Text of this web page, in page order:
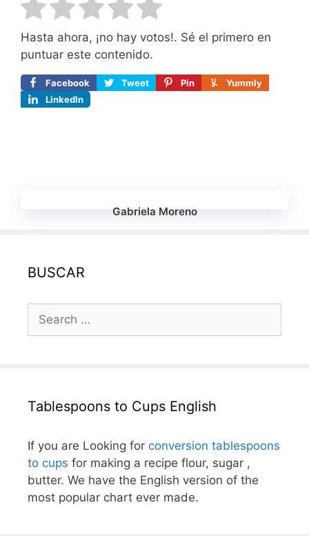
Hasta ahora, ¡no hay votos!. Sé el primero en
puntuar este contenido.
Facebook Tweet Pin
Yummly
LinkedIn
Gabriela Moreno
BUSCAR
for:
Tablespoons to Cups English
If you are Looking for conversion tablespoons
to cups for making a recipe flour, sugar ,
butter. We have the English version of the
most popular chart ever made.